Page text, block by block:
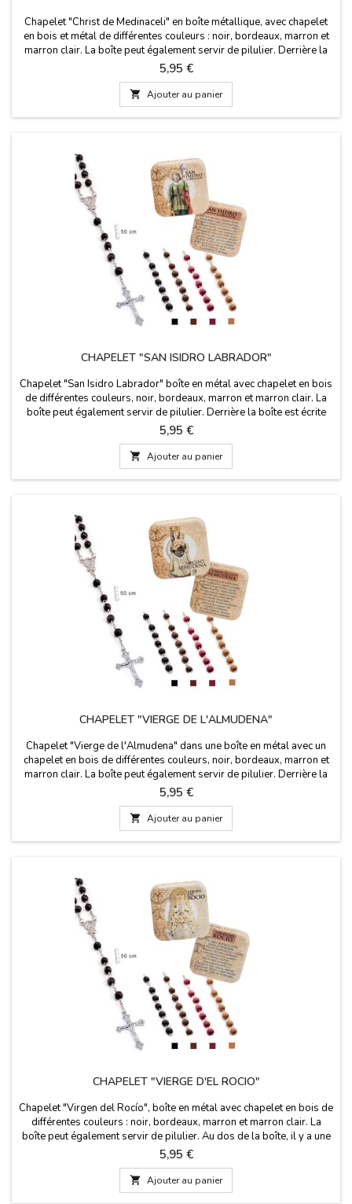
Chapelet "Christ de Medinaceli" en boîte métallique, avec chapelet
en bois et métal de différentes couleurs : noir, bordeaux, marron et
marron clair. La boîte peut également servir de pilulier. Derrière la
boîte se trouve une brève histoire du Christ de Medinaceli. Mesures :
50 cm de long. Chapelet. Taille de la boîte : 50X50 cm
Prix
5,95 €
 Ajouter au panier
CHAPELET "SAN ISIDRO LABRADOR"
Chapelet "San Isidro Labrador" boîte en métal avec chapelet en bois
de différentes couleurs, noir, bordeaux, marron et marron clair. La
boîte peut également servir de pilulier. Derrière la boîte est écrite
une brève histoire de San Isidro Labrador. Mesures : 50 cm de long.
Taille de la boîte : 50x50 cm
Prix
5,95 €
 Ajouter au panier
CHAPELET "VIERGE DE L'ALMUDENA"
Chapelet "Vierge de l'Almudena" dans une boîte en métal avec un
chapelet en bois de différentes couleurs, noir, bordeaux, marron et
marron clair. La boîte peut également servir de pilulier. Derrière la
boîte, une brève histoire de la Vierge de l'Almudena est écrite.
Mesures : chapelet de 50 cm de long Taille de la boîte : 50X50 cm
Prix
5,95 €
 Ajouter au panier
CHAPELET "VIERGE D'EL ROCIO"
Chapelet "Virgen del Rocío", boîte en métal avec chapelet en bois de
différentes couleurs : noir, bordeaux, marron et marron clair. La
boîte peut également servir de pilulier. Au dos de la boîte, il y a une
brève histoire de la Vierge. Mesures : chapelet de 50 cm de long.
Taille de la boîte : 50 X 50 CM.
Prix
5,95 €
 Ajouter au panier